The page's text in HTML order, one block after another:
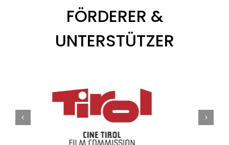
FÖRDERER &
UNTERSTÜTZER